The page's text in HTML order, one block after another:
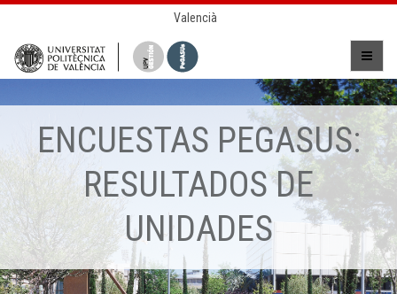
Valencià
ENCUESTAS PEGASUS:
RESULTADOS DE
UNIDADES